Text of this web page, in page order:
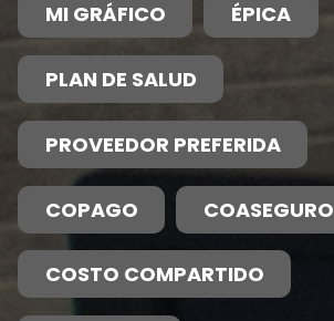
MI GRÁFICO ÉPICA
PLAN DE SALUD
PROVEEDOR PREFERIDA
COPAGO COASEGURO
COSTO COMPARTIDO